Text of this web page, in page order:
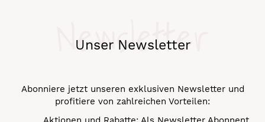
Unser Newsletter
Newsletter
Abonniere jetzt unseren exklusiven Newsletter und
profitiere von zahlreichen Vorteilen: